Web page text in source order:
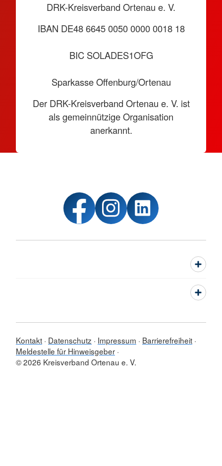
DRK-Kreisverband Ortenau e. V.
IBAN DE48 6645 0050 0000 0018 18
BIC SOLADES1OFG
Sparkasse Offenburg/Ortenau
Der DRK-Kreisverband Ortenau e. V. ist
als gemeinnützige Organisation
anerkannt.
Kontakt Datenschutz Impressum
Barrierefreiheit
Meldestelle für Hinweisgeber
© 2026 Kreisverband Ortenau e. V.